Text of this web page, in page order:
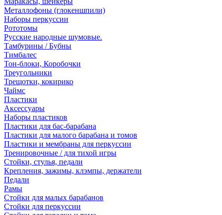
Металлофоны (глокеншпили)
Наборы перкуссии
Рототомы
Русские народные шумовые.
Тамбурины / Бубны
Тимбалес
Тон-блоки, Коробочки
Треугольники
Трещотки, кокирико
Чаймс
Пластики
Аксессуары
Наборы пластиков
Пластики для бас-барабана
Пластики для малого барабана и томов
Пластики и мембраны для перкуссии
Тренировочные / для тихой игры
Стойки, стулья, педали
Крепления, зажимы, клэмпы, держатели
Педали
Рамы
Стойки для малых барабанов
Стойки для перкуссии